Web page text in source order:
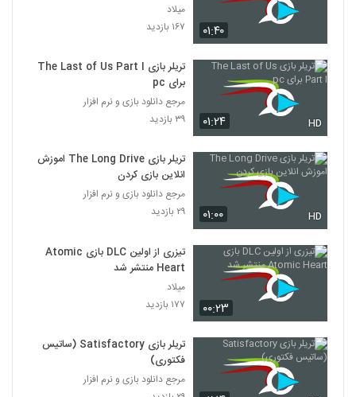
۰۱:۴۰
میلاد
۱۶۷ بازدید
۰۱:۲۴ HD
تریلر بازی The Last of Us Part I
برای pc
مرجع دانلود بازی و نرم افزار
۳۹ بازدید
۰۱:۰۰ HD
تریلر بازی The Long Drive اموزش
انلاین بازی کردن
مرجع دانلود بازی و نرم افزار
۲۹ بازدید
۰۰:۲۳
تیزری از اولین DLC بازی Atomic
Heart منتشر شد
میلاد
۱۷۷ بازدید
تریلر بازی Satisfactory (ساتیس
فکتوری)
مرجع دانلود بازی و نرم افزار